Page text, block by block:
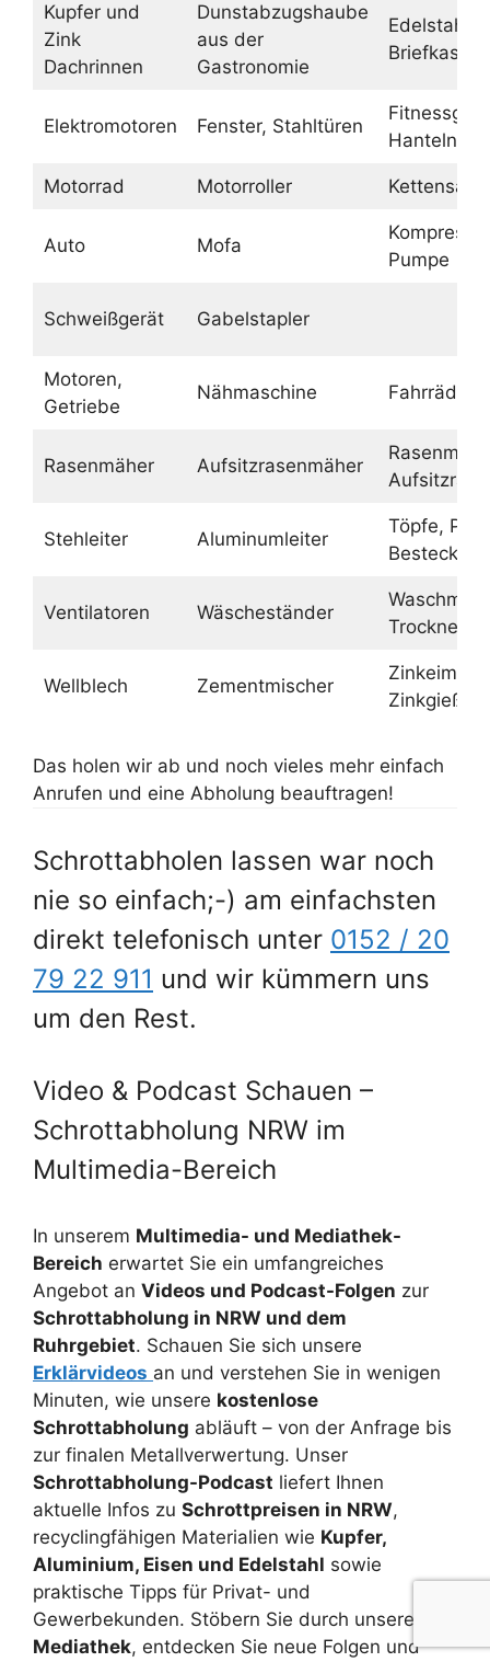
Kupfer und
Zink
Dachrinnen
Dunstabzugshaube
aus der
Gastronomie
Edelstahl
Briefkasten
Elektromotoren Fenster, Stahltüren
Hanteln
Motorrad Motorroller Kettensäge
Auto Mofa
Pumpe
Schweißgerät Gabelstapler
Motoren,
Getriebe
Nähmaschine Fahrräder
Rasenmäher Aufsitzrasenmäher
Stehleiter Aluminumleiter
Töpfe,
Besteck
Ventilatoren Wäscheständer
Trockner
Wellblech Zementmischer
Zinkeimer,
Das holen wir ab und noch vieles mehr einfach
Anrufen und eine Abholung beauftragen!
Schrottabholen lassen war noch
nie so einfach;-) am einfachsten
direkt telefonisch unter 0152 / 20
79 22 911 und wir kümmern uns
um den Rest.
Video & Podcast Schauen –
Schrottabholung NRW im
Multimedia-Bereich
In unserem Multimedia- und Mediathek-
Bereich erwartet Sie ein umfangreiches
Angebot an Videos und Podcast-Folgen zur
Schrottabholung in NRW und dem
Ruhrgebiet. Schauen Sie sich unsere
Erklärvideos an und verstehen Sie in wenigen
Minuten, wie unsere kostenlose
Schrottabholung abläuft – von der Anfrage bis
zur finalen Metallverwertung. Unser
Schrottabholung-Podcast liefert Ihnen
aktuelle Infos zu Schrottpreisen in NRW,
recyclingfähigen Materialien wie Kupfer,
Aluminium, Eisen und Edelstahl sowie
praktische Tipps für Privat- und
Gewerbekunden. Stöbern Sie durch unsere
Mediathek, entdecken Sie neue Folgen und